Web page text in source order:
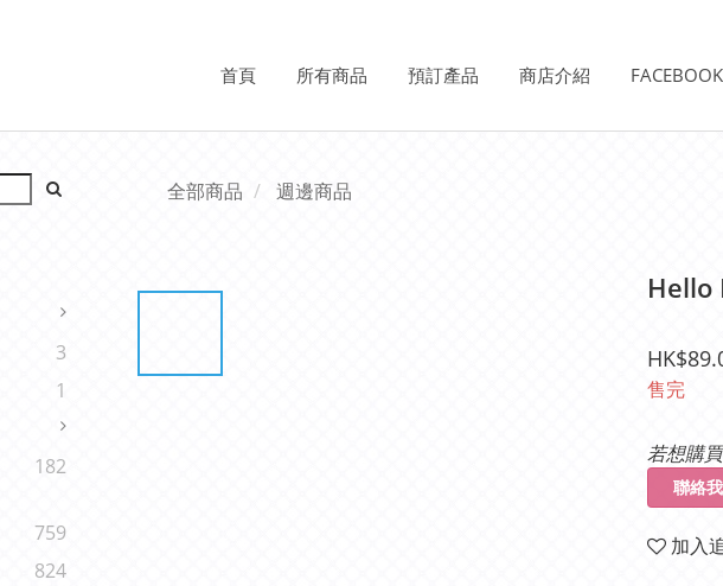
首頁 所有商品 預訂產品 商店介紹
3
1
182
759
824
全部商品 週邊商品
Hello
售完
若想購
聯絡
加入